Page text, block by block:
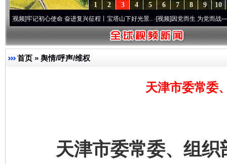
10
9
8
7
6
5
4
3
2
1
初心使命 奋进复兴征程丨宝塔山下好光景..·[视频]因党而生 为党而战——百年“纪”
首页 » 舆情/呼声/维权
天津市委常委
天津市委常委、组织